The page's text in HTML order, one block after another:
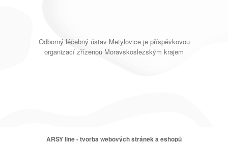
Odborný léčebný ústav Metylovice je příspěvkovou
organizací zřízenou Moravskoslezským krajem
ARSY line - tvorba webových stránek a eshopů